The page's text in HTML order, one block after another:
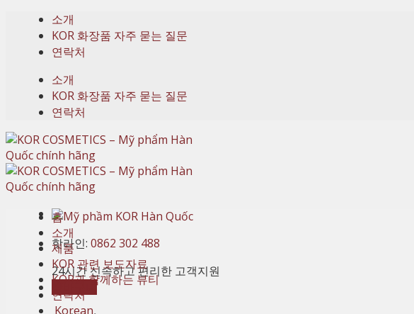
content
소개
KOR 화장품 자주 묻는 질문
연락처
소개
KOR 화장품 자주 묻는 질문
연락처
핫라인: 0862 302 488
24시간 신속하고 편리한 고객지원
홈
소개
제품
KOR 관련 보도자료
KOR과 함께하는 뷰티
연락처
Korean